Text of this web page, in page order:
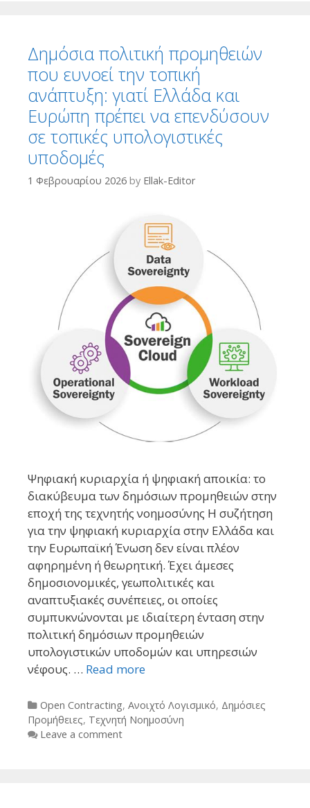
Δημόσια πολιτική προμηθειών
που ευνοεί την τοπική
ανάπτυξη: γιατί Ελλάδα και
Ευρώπη πρέπει να επενδύσουν
σε τοπικές υπολογιστικές
υποδομές
1 Φεβρουαρίου 2026 by Ellak-Editor
Ψηφιακή κυριαρχία ή ψηφιακή αποικία: το
διακύβευμα των δημόσιων προμηθειών στην
εποχή της τεχνητής νοημοσύνης Η συζήτηση
για την ψηφιακή κυριαρχία στην Ελλάδα και
την Ευρωπαϊκή Ένωση δεν είναι πλέον
αφηρημένη ή θεωρητική. Έχει άμεσες
δημοσιονομικές, γεωπολιτικές και
αναπτυξιακές συνέπειες, οι οποίες
συμπυκνώνονται με ιδιαίτερη ένταση στην
πολιτική δημόσιων προμηθειών
υπολογιστικών υποδομών και υπηρεσιών
νέφους. … Read more
Categories
Open Contracting, Ανοιχτό Λογισμικό, Δημόσιες
Προμήθειες, Τεχνητή Νοημοσύνη
Leave a comment